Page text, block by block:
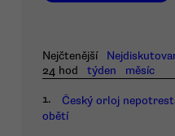
Nejčtenější
24 hod
týden měsíc
1.
Český orloj
obětí